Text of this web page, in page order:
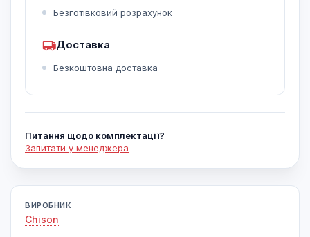
Безготівковий розрахунок
Доставка
Безкоштовна доставка
Питання щодо комплектації?
Запитати у менеджера
ВИРОБНИК
Chison